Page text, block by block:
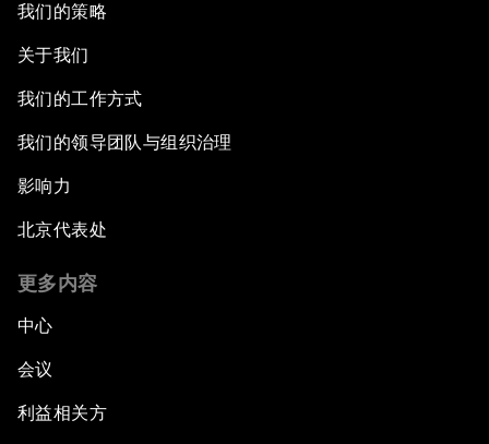
我们的策略
关于我们
我们的工作方式
我们的领导团队与组织治理
影响力
北京代表处
更多内容
中心
会议
利益相关方